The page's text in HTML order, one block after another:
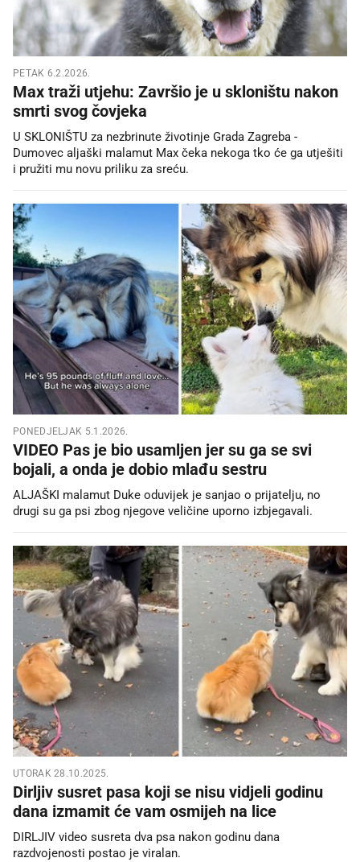
PETAK 6.2.2026.
Max traži utjehu: Završio je u skloništu nakon
smrti svog čovjeka
U SKLONIŠTU za nezbrinute životinje Grada Zagreba -
Dumovec aljaški malamut Max čeka nekoga tko će ga utješiti
i pružiti mu novu priliku za sreću.
PONEDJELJAK 5.1.2026.
VIDEO Pas je bio usamljen jer su ga se svi
bojali, a onda je dobio mlađu sestru
ALJAŠKI malamut Duke oduvijek je sanjao o prijatelju, no
drugi su ga psi zbog njegove veličine uporno izbjegavali.
UTORAK 28.10.2025.
Dirljiv susret pasa koji se nisu vidjeli godinu
dana izmamit će vam osmijeh na lice
DIRLJIV video susreta dva psa nakon godinu dana
razdvojenosti postao je viralan.